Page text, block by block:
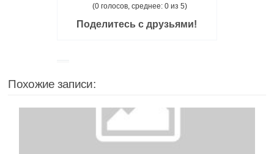
(0 голосов, среднее: 0 из 5)
Поделитесь с друзьями!
Похожие записи: